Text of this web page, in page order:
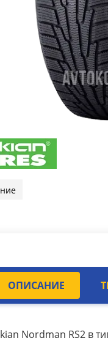
ОПИСАНИЕ
Nordman RS2 в